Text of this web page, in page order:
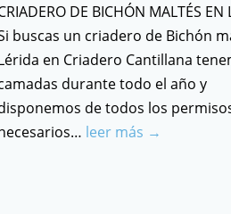
DE BICHÓN MALTÉS EN
buscas un criadero de Bichón
en Criadero Cantillana
durante todo el año y
de todos los
leer más →